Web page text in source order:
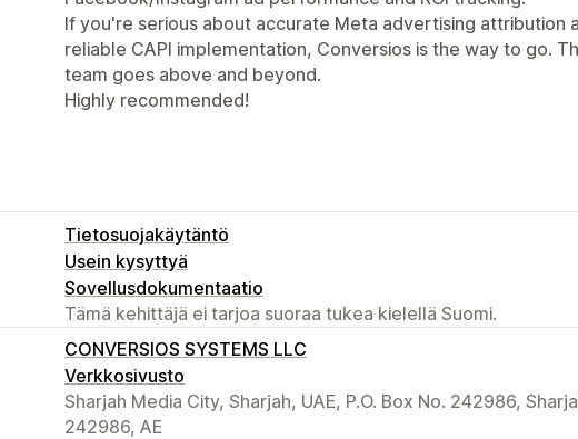
If you're serious about accurate Meta advertising attribution
reliable CAPI implementation, Conversios is the way to go.
team goes above and beyond.
Highly recommended!
Tietosuojakäytäntö
Usein kysyttyä
Sovellusdokumentaatio
Tämä kehittäjä ei tarjoa suoraa tukea kielellä Suomi.
CONVERSIOS SYSTEMS LLC
Verkkosivusto
Sharjah Media City, Sharjah, UAE, P.O. Box No. 242986,
242986, AE